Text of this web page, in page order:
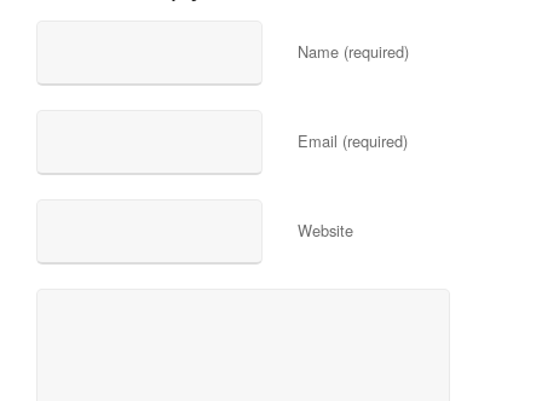
Name (required)
Email (required)
Website